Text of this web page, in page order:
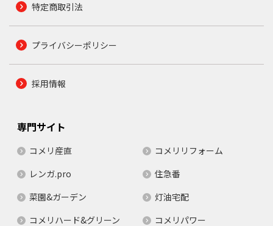
特定商取引法
プライバシーポリシー
採用情報
専門サイト
コメリ産直
コメリリフォーム
レンガ.pro
住急番
菜園&ガーデン
灯油宅配
コメリハード&グリーン
コメリパワー